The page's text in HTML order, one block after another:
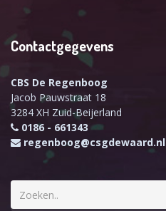
Contactgegevens
CBS De Regenboog
Jacob Pauwstraat 18
3284 XH Zuid-Beijerland
0186 - 661343
regenboog@csgdewaard.nl